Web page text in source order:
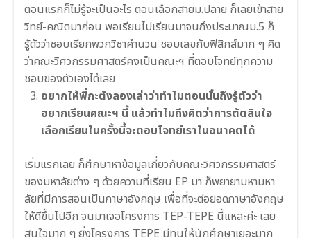
ตอนแรกก็ไม่รู้จะเป็นอะไร ตอนเลือกสายม.ปลาย ก็เลยเข้าสาย
วิทย์-คณิตมาก่อน พอเรียนไปเรียนมาจนถึงประมาณม.5 ก็
รู้ตัวว่าชอบเรียกพวกวิชาคำนวน ชอบเลขกับฟิสิกส์มาก ๆ คิด
ว่าคณะวิศวกรรมศาสตร์คงเป็นคณะฯ ที่ตอบโจทย์ทุกความ
ชอบของตัวเองได้เลย
อยากให้พี่กะตังลองเล่าว่าทำไมตอนนั้นถึงรู้ตัวว่า
อยากเรียนคณะฯ นี้ แล้วทำไมถึงคิดว่าการตัดสินใจ
เลือกเรียนในครั้งนี้จะตอบโจทย์เราในอนาคตได้
เริ่มแรกเลย ก็ศึกษาหาข้อมูลเกี่ยวกับคณะวิศวกรรมศาสตร์
ของมหาลัยต่าง ๆ ด้วยความที่เรียน EP มา ก็พยายามหามหา
ลัยที่มีการสอนเป็นภาษาอังกฤษ เพื่อที่จะต่อยอดภาษาอังกฤษ
ให้ดีขึ้นไปอีก จนมาเจอโครงการ TEP-TEPE นี้แหละค่ะ เลย
สนใจมาก ๆ ยิ่งโครงการ TEPE มีทุนให้นักศึกษาเยอะมาก